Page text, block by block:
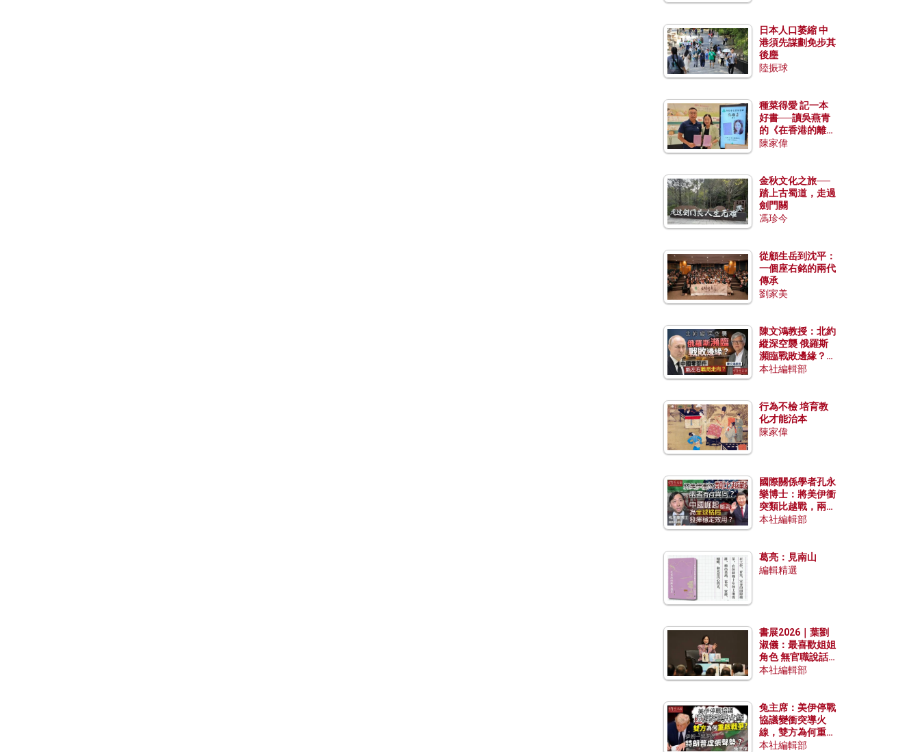
日本人口萎縮 中
港須先謀劃免步其
後塵
陸振球
種菜得愛 記一本
好書──讀吳燕青
的《在香港的離島
種菜》
陳家偉
金秋文化之旅──
踏上古蜀道，走過
劍門關
馮珍今
從顧生岳到沈平：
一個座右銘的兩代
傳承
劉家美
陳文鴻教授：北約
縱深空襲 俄羅斯
瀕臨戰敗邊緣？中
國零部件能左右戰
本社編輯部
行為不檢 培育教
化才能治本
陳家偉
國際關係學者孔永
樂博士：將美伊衝
突類比越戰，兩者
有何異同？中國崛
本社編輯部
葛亮：見南山
編輯精選
書展2026｜葉劉
淑儀：最喜歡姐姐
角色 無官職說話
包袱少
本社編輯部
兔主席：美伊停戰
協議變衝突導火
線，雙方為何重啟
戰爭？伊朗一早洞
本社編輯部